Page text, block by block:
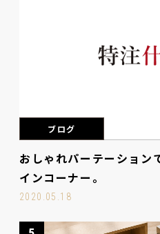
ブログ
おしゃれパーテーション
インコーナー。
2020.05.18